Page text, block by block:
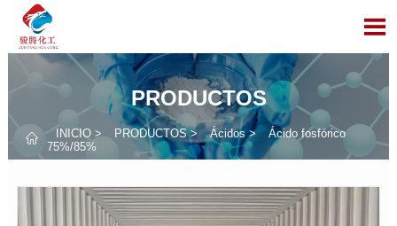

PRODUCTOS
 INICIO> PRODUCTOS> Ácidos>
Ácido fosfórico
75%/85%